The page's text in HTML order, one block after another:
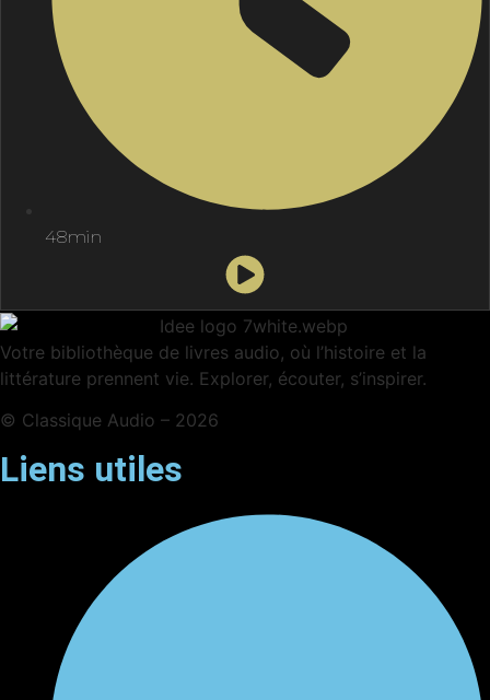
48min
Votre bibliothèque de livres audio, où l’histoire et la
littérature prennent vie. Explorer, écouter, s’inspirer.
© Classique Audio – 2026
Liens utiles